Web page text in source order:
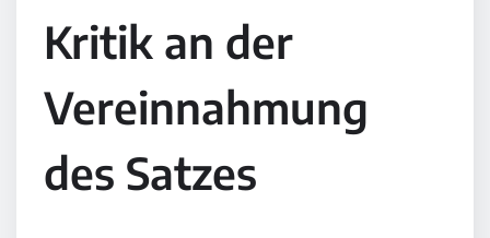
Kritik an der
Vereinnahmung
des Satzes